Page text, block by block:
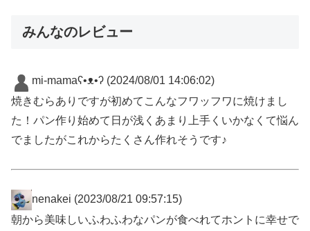
みんなのレビュー
mi-mamaʕ•ᴥ•ʔ (2024/08/01 14:06:02)
焼きむらありですが初めてこんなフワッフワに焼けまし
た！パン作り始めて日が浅くあまり上手くいかなくて悩ん
でましたがこれからたくさん作れそうです♪
nenakei (2023/08/21 09:57:15)
朝から美味しいふわふわなパンが食べれてホントに幸せで